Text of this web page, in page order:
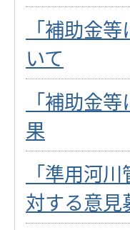
「補助金
いて
「補助金
果
「準用河
対する意見